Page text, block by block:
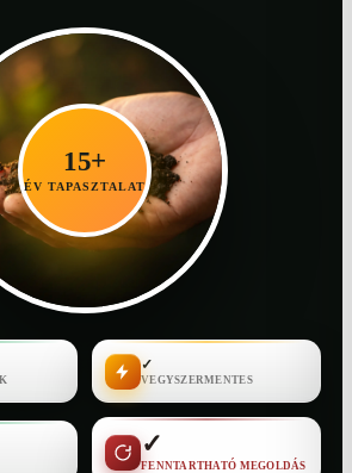
15+
ÉV TAPASZTALAT
✓
VEGYSZERMENTES
✓
FENNTARTHATÓ MEGOLDÁS